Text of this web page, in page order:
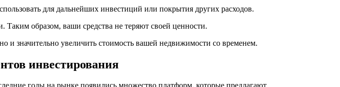
для дальнейших инвестиций или покрытия других расходов.
образом, ваши средства не теряют своей ценности.
значительно увеличить стоимость вашей недвижимости со временем.
инвестирования